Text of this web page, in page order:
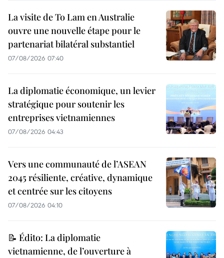
La visite de To Lam en Australie
ouvre une nouvelle étape pour le
partenariat bilatéral substantiel
07/08/2026 07:40
La diplomatie économique, un levier
stratégique pour soutenir les
entreprises vietnamiennes
07/08/2026 04:43
Vers une communauté de l’ASEAN
2045 résiliente, créative, dynamique
et centrée sur les citoyens
07/08/2026 04:10
📝 Édito: La diplomatie
vietnamienne, de l’ouverture à